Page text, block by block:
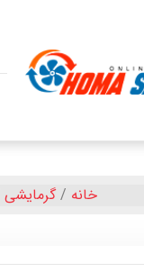
خانه /گرمایشی